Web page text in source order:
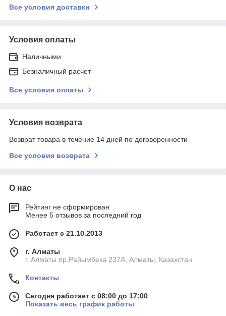
Все условия доставки
Условия оплаты
Наличными
Безналичный расчет
Все условия оплаты
Условия возврата
Возврат товара в течение 14 дней по договоренности
Все условия возврата
О нас
Рейтинг не сформирован
Менее 5 отзывов за последний год
Работает с 21.10.2013
г. Алматы
г. Алматы пр.Райымбека 237А, Алматы, Казахстан
Контакты
Сегодня работает с 08:00 до 17:00
Показать весь график работы